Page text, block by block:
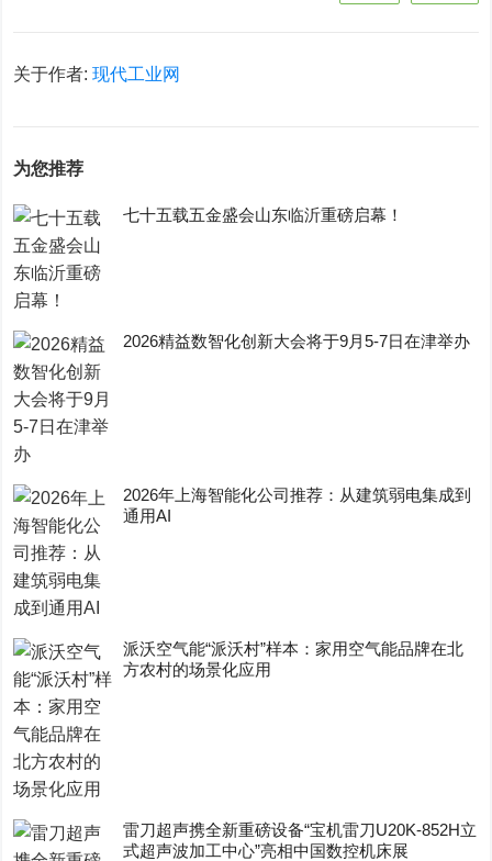
关于作者:现代工业网
为您推荐
七十五载五金盛会山东临沂重磅启幕！
2026精益数智化创新大会将于9月5-7日在津举办
2026年上海智能化公司推荐：从建筑弱电集成到
通用AI
派沃空气能“派沃村”样本：家用空气能品牌在北
方农村的场景化应用
雷刀超声携全新重磅设备“宝机雷刀U20K-852H立
式超声波加工中心”亮相中国数控机床展